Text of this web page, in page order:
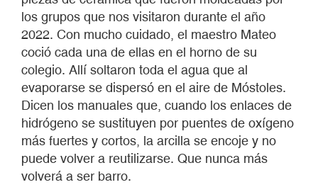
los grupos que nos visitaron durante el año
2022. Con mucho cuidado, el maestro Mateo
coció cada una de ellas en el horno de su
colegio. Allí soltaron toda el agua que al
evaporarse se dispersó en el aire de Móstoles.
Dicen los manuales que, cuando los enlaces de
hidrógeno se sustituyen por puentes de oxígeno
más fuertes y cortos, la arcilla se encoje y no
puede volver a reutilizarse. Que nunca más
volverá a ser barro.